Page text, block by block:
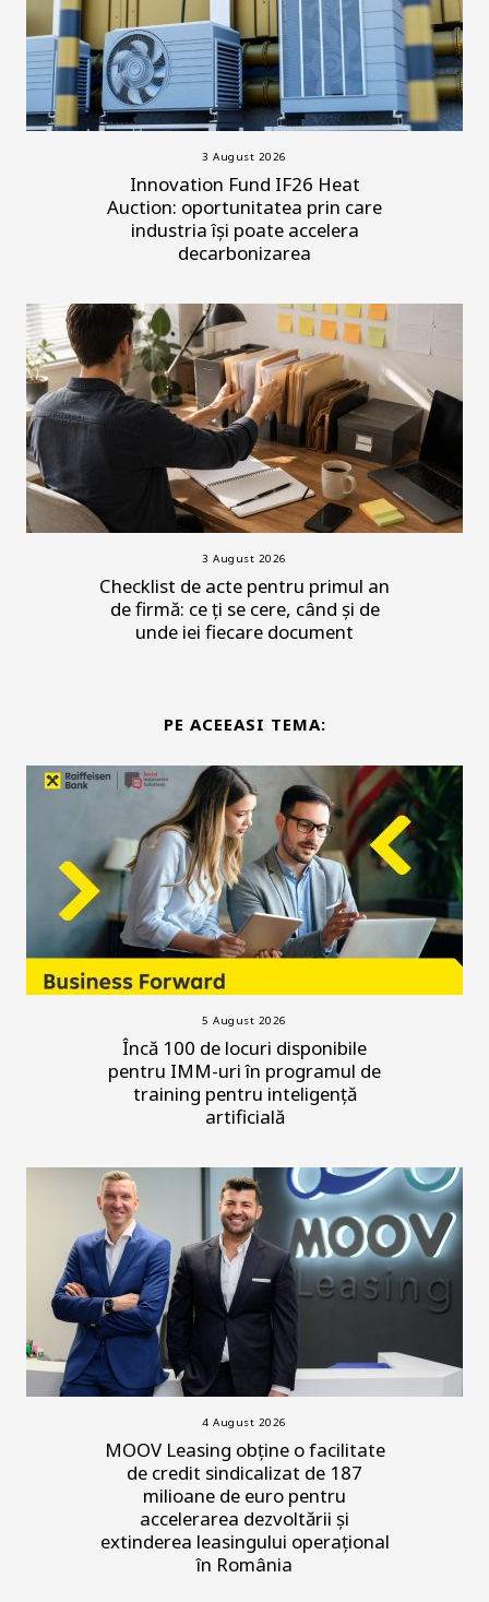
3 August 2026
Innovation Fund IF26 Heat
Auction: oportunitatea prin care
industria își poate accelera
decarbonizarea
3 August 2026
Checklist de acte pentru primul an
de firmă: ce ți se cere, când și de
unde iei fiecare document
PE ACEEASI TEMA:
5 August 2026
Încă 100 de locuri disponibile
pentru IMM-uri în programul de
training pentru inteligență
artificială
4 August 2026
MOOV Leasing obține o facilitate
de credit sindicalizat de 187
milioane de euro pentru
accelerarea dezvoltării și
extinderea leasingului operațional
în România